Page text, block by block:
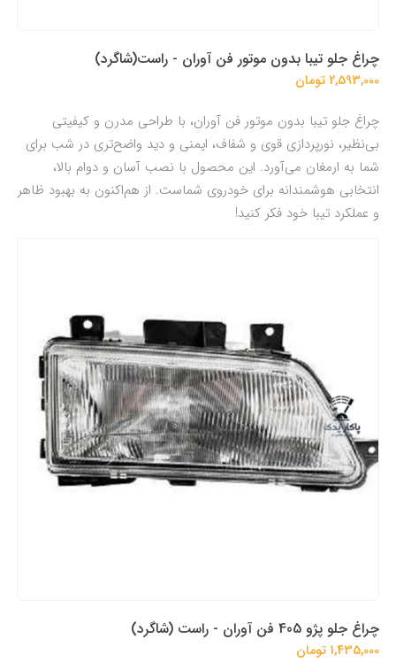
چراغ جلو تیبا بدون موتور فن آوران - راست(شاگرد)
2,593,000 تومان
چراغ جلو تیبا بدون موتور فن آوران، با طراحی مدرن و کیفیتی
بی‌نظیر، نورپردازی قوی و شفاف، ایمنی و دید واضح‌تری در شب برای
شما به ارمغان می‌آورد. این محصول با نصب آسان و دوام بالا،
انتخابی هوشمندانه برای خودروی شماست. از هم‌اکنون به بهبود ظاهر
و عملکرد تیبا خود فکر کنید!
چراغ جلو پژو 405 فن آوران - راست (شاگرد)
1,435,000 تومان